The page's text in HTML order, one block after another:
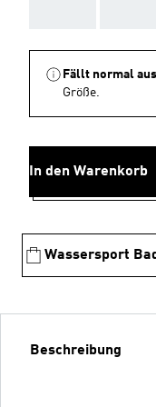
Fällt normal
Größe.
In den Warenkorb
Beschreibung